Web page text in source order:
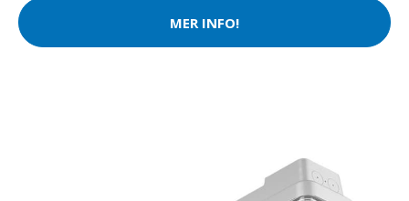
MER INFO!